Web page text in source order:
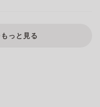
っと見る